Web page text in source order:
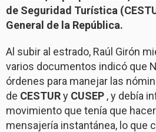
de Seguridad Turística
General de la República.
Al subir al estrado, Raúl Girón
varios documentos indicó que
órdenes para manejar las
de CESTURy CUSEP , y debía
movimiento que tenía que
mensajería instantánea, lo que